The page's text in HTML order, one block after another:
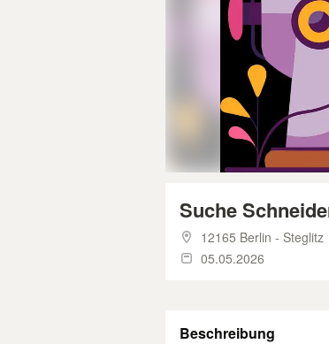
Suche
12165 Berlin - Steglitz
05.05.2026
Beschreibung